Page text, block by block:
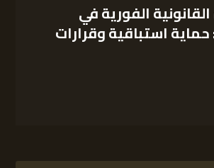
الفورية في
استباقية وقرارات